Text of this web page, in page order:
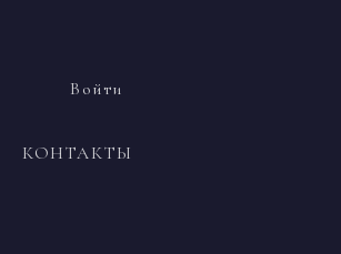
Войти
КОНТАКТЫ